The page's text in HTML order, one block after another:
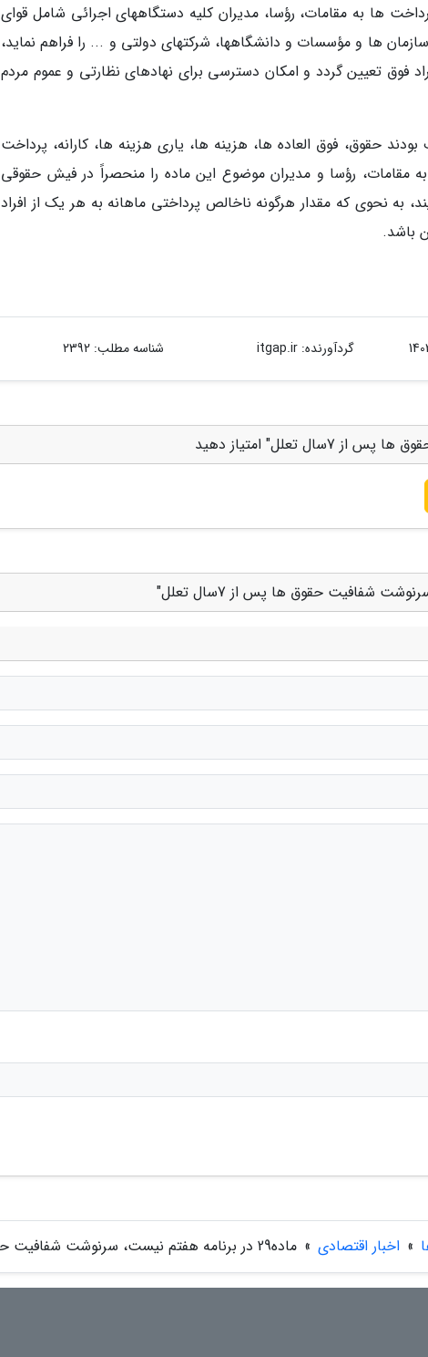
ها به مقامات، رؤسا، مدیران کلیه دستگاههای اجرائی شامل قوای
ها و مؤسسات و دانشگاهها، شرکتهای دولتی و ... را فراهم نماید،
فوق تعیین گردد و امکان دسترسی برای نهادهای نظارتی و عموم مردم
حقوق، فوق العاده ها، هزینه ها، یاری هزینه ها، کارانه، پرداخت
مقامات، رؤسا و مدیران موضوع این ماده را منحصراً در فیش حقوقی
به نحوی که مقدار هرگونه ناخالص پرداختی ماهانه به هر یک از افراد
باشد.
گردآورنده:itgap.ir شناسه مطلب: 2392
» اخبار اقتصادی » ماده29 در برنامه هفتم نیست، سرنوشت شفافیت حقوق ها پس از 7سال تعلل